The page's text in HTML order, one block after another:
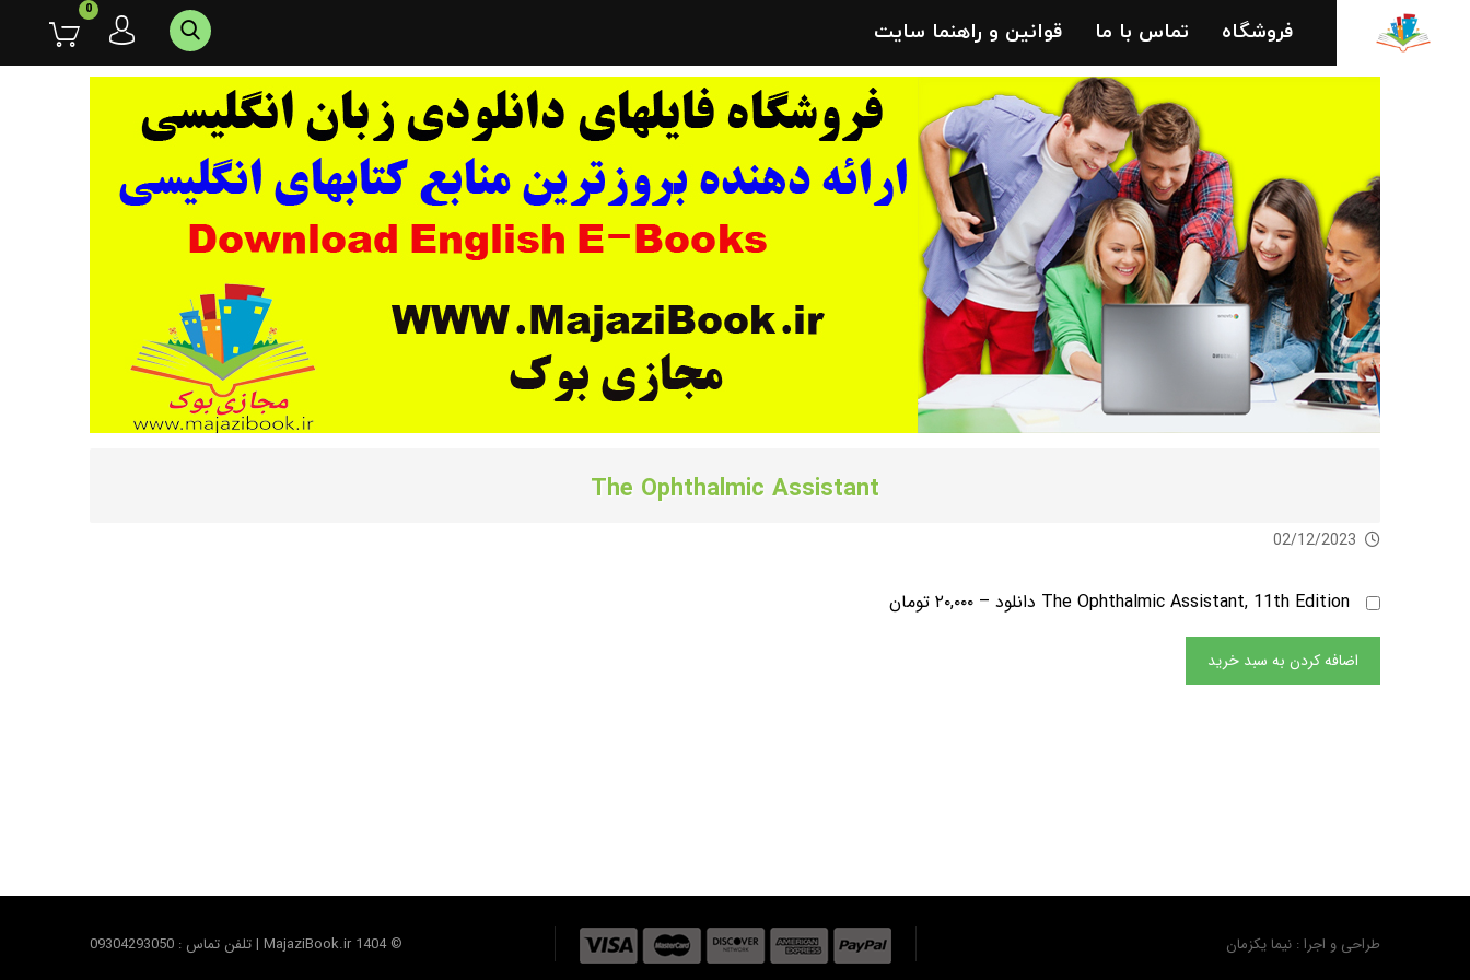
فروشگاه تماس با ما قوانین و راهنما سایت
The Ophthalmic Assistant
02/12/2023
The Ophthalmic Assistant, 11th Edition دانلود – ۲۰,۰۰۰ تومان
اضافه کردن به سبد خرید
طراحی و اجرا : نیما یکزمان © MajaziBook.ir 1404 | تلفن تماس : 09304293050